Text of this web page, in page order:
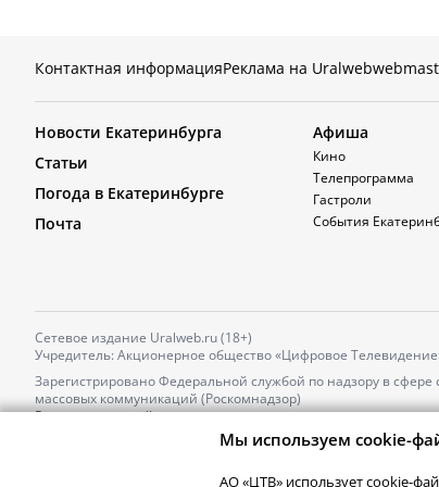
Контактная информацияРеклама на Uralweb
Новости Екатеринбурга
Статьи
Погода в Екатеринбурге
Почта
Афиша
Кино
Телепрограмма
Гастроли
События
Сетевое издание Uralweb.ru (18+)
Учредитель: Акционерное общество «Цифровое
Зарегистрировано Федеральной службой по надзору в
массовых коммуникаций (Роскомнадзор)
Регистрационный номер и дата принятия решения о
+7 (912) 244-87-87,
Мы используем cookie-
АО «ЦТВ» использует cookie-